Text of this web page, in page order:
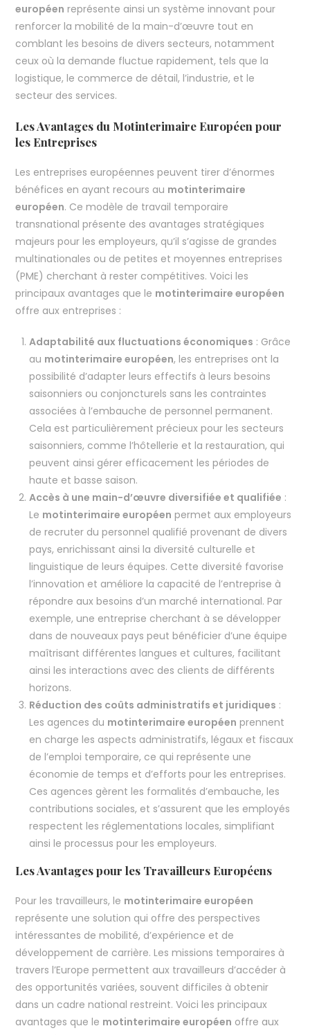
européen représente ainsi un système innovant pour
renforcer la mobilité de la main-d’œuvre tout en
comblant les besoins de divers secteurs, notamment
ceux où la demande fluctue rapidement, tels que la
logistique, le commerce de détail, l’industrie, et le
secteur des services.
Les Avantages du Motinterimaire Européen pour
les Entreprises
Les entreprises européennes peuvent tirer d’énormes
bénéfices en ayant recours au motinterimaire
européen. Ce modèle de travail temporaire
transnational présente des avantages stratégiques
majeurs pour les employeurs, qu’il s’agisse de grandes
multinationales ou de petites et moyennes entreprises
(PME) cherchant à rester compétitives. Voici les
principaux avantages que le motinterimaire européen
offre aux entreprises :
Adaptabilité aux fluctuations économiques : Grâce
au motinterimaire européen, les entreprises ont la
possibilité d’adapter leurs effectifs à leurs besoins
saisonniers ou conjoncturels sans les contraintes
associées à l’embauche de personnel permanent.
Cela est particulièrement précieux pour les secteurs
saisonniers, comme l’hôtellerie et la restauration, qui
peuvent ainsi gérer efficacement les périodes de
haute et basse saison.
Accès à une main-d’œuvre diversifiée et qualifiée :
Le motinterimaire européen permet aux employeurs
de recruter du personnel qualifié provenant de divers
pays, enrichissant ainsi la diversité culturelle et
linguistique de leurs équipes. Cette diversité favorise
l’innovation et améliore la capacité de l’entreprise à
répondre aux besoins d’un marché international. Par
exemple, une entreprise cherchant à se développer
dans de nouveaux pays peut bénéficier d’une équipe
maîtrisant différentes langues et cultures, facilitant
ainsi les interactions avec des clients de différents
horizons.
Réduction des coûts administratifs et juridiques :
Les agences du motinterimaire européen prennent
en charge les aspects administratifs, légaux et fiscaux
de l’emploi temporaire, ce qui représente une
économie de temps et d’efforts pour les entreprises.
Ces agences gèrent les formalités d’embauche, les
contributions sociales, et s’assurent que les employés
respectent les réglementations locales, simplifiant
ainsi le processus pour les employeurs.
Les Avantages pour les Travailleurs Européens
Pour les travailleurs, le motinterimaire européen
représente une solution qui offre des perspectives
intéressantes de mobilité, d’expérience et de
développement de carrière. Les missions temporaires à
travers l’Europe permettent aux travailleurs d’accéder à
des opportunités variées, souvent difficiles à obtenir
dans un cadre national restreint. Voici les principaux
avantages que le motinterimaire européen offre aux